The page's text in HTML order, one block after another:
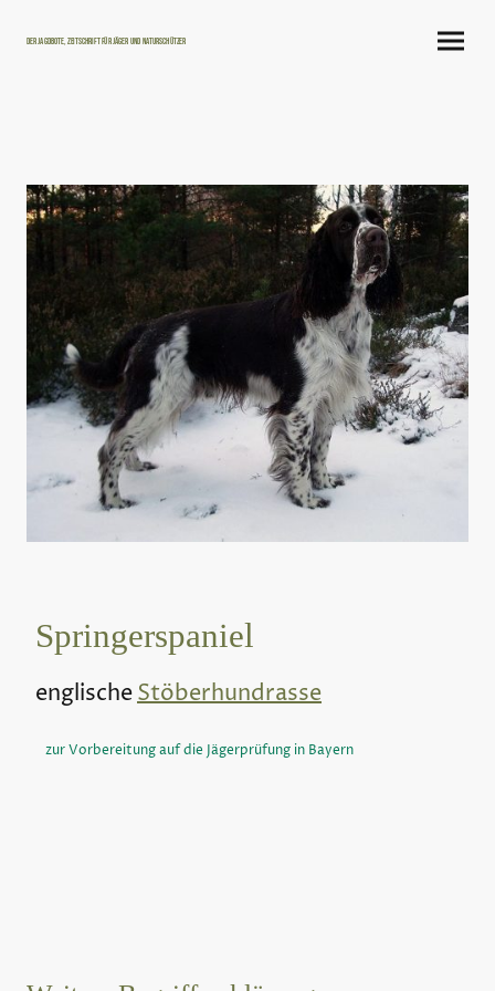
Der Jagdbote, Zeitschrift für Jäger und Naturschützer
Springerspaniel
englischeStöberhundrasse
zur Vorbereitung auf die Jägerprüfung in Bayern